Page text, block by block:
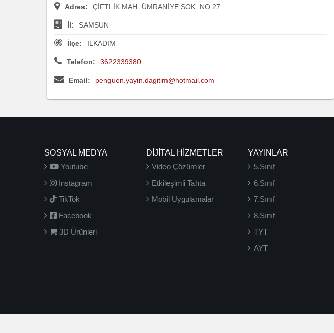
Adres: ÇİFTLİK MAH. ÜMRANİYE SOK. NO:27
İl: SAMSUN
İlçe: İLKADIM
Telefon: 3622339380
Email: penguen.yayin.dagitim@hotmail.com
SOSYAL MEDYA
Youtube
Instagram
TikTok
Facebook
3D Ürünleri
DİJİTAL HİZMETLER
Video Çözümler
Etkileşimli Tahta
Mobil Uygulamalar
YAYINLAR
5.Sınıf
6.Sınıf
7.Sınıf
8.Sınıf
TYT
AYT